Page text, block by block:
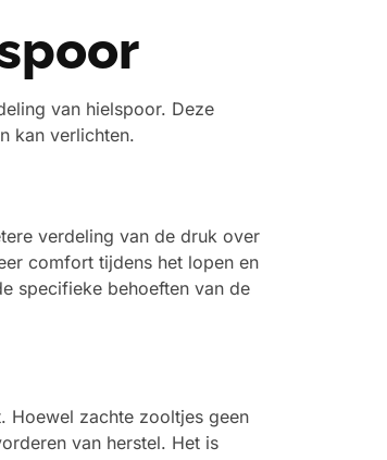
van hielspoor. Deze
kan verlichten.
verdeling van de druk over
comfort tijdens het lopen en
specifieke behoeften van de
Hoewel zachte zooltjes geen
van herstel. Het is